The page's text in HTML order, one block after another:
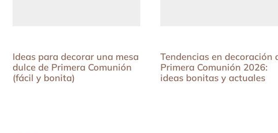
Ideas para decorar una mesa
dulce de Primera Comunión
(fácil y bonita)
Tendencias en decoración
Primera Comunión 2026:
ideas bonitas y actuales